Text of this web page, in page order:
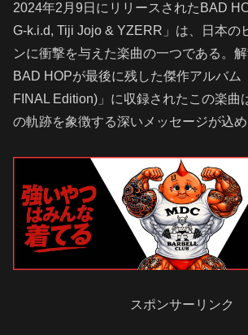
2024年2月9日にリリースされたBAD
G-k.i.d, Tiji Jojo & YZERR」は、日本の
ンに衝撃を与えた楽曲の一つである。
BAD HOPが最後に残した傑作アルバム
FINAL Edition)」に収録されたこの楽曲
の軌跡を象徴する深いメッセージが込め
スポンサーリンク